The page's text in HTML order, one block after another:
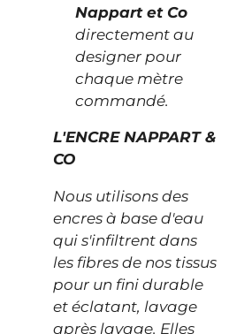
Nappart et Co
directement au
designer pour
chaque mètre
commandé.
L'ENCRE NAPPART &
CO
Nous utilisons des
encres à base d'eau
qui s'infiltrent dans
les fibres de nos tissus
pour un fini durable
et éclatant, lavage
après lavage. Elles